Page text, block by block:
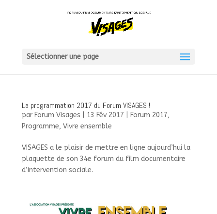
Sélectionner une page
La programmation 2017 du Forum VISAGES !
par Forum Visages 13 Fév 2017 Forum 2017,
Programme, Vivre ensemble
VISAGES a le plaisir de mettre en ligne aujourd’hui la
plaquette de son 34e forum du film documentaire
d’intervention sociale.